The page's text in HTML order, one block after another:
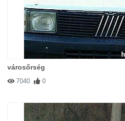
városőrség
7040 0